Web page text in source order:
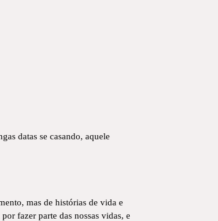
datas se casando, aquele
mas de histórias de vida e
fazer parte das nossas vidas, e